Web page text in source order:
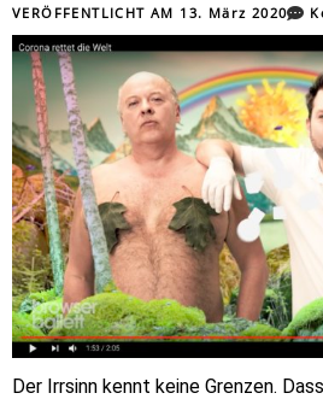
VERÖFFENTLICHT AM 13. März 2020
Der Irrsinn kennt keine Grenzen.